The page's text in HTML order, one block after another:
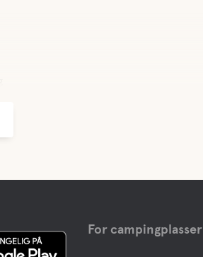
For campingplasser